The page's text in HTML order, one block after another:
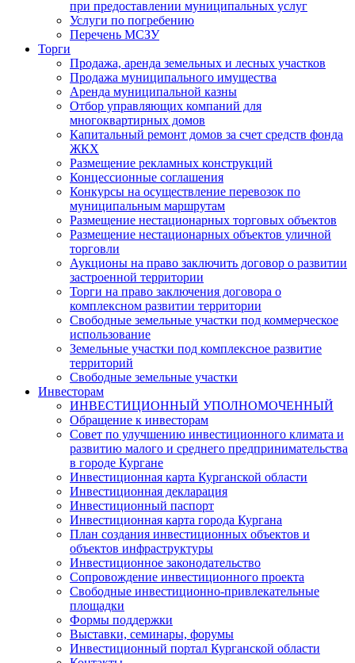
при предоставлении муниципальных услуг
Услуги по погребению
Перечень МСЗУ
Торги
Продажа, аренда земельных и лесных участков
Продажа муниципального имущества
Аренда муниципальной казны
Отбор управляющих компаний для
многоквартирных домов
Капитальный ремонт домов за счет средств фонда
ЖКХ
Размещение рекламных конструкций
Концессионные соглашения
Конкурсы на осуществление перевозок по
муниципальным маршрутам
Размещение нестационарных торговых объектов
Размещение нестационарных объектов уличной
торговли
Аукционы на право заключить договор о развитии
застроенной территории
Торги на право заключения договора о
комплексном развитии территории
Свободные земельные участки под коммерческое
использование
Земельные участки под комплексное развитие
территорий
Свободные земельные участки
Инвесторам
ИНВЕСТИЦИОННЫЙ УПОЛНОМОЧЕННЫЙ
Обращение к инвесторам
Совет по улучшению инвестиционного климата и
развитию малого и среднего предпринимательства
в городе Кургане
Инвестиционная карта Курганской области
Инвестиционная декларация
Инвестиционный паспорт
Инвестиционная карта города Кургана
План создания инвестиционных объектов и
объектов инфраструктуры
Инвестиционное законодательство
Сопровождение инвестиционного проекта
Свободные инвестиционно-привлекательные
площадки
Формы поддержки
Выставки, семинары, форумы
Инвестиционный портал Курганской области